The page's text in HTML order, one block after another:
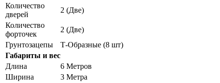
Количество
дверей
2 (Две)
Количество
форточек
2 (Две)
Грунтозацепы
Т-Образные (8 шт)
Габариты и вес
Длина
6 Метров
Ширина
3 Метра